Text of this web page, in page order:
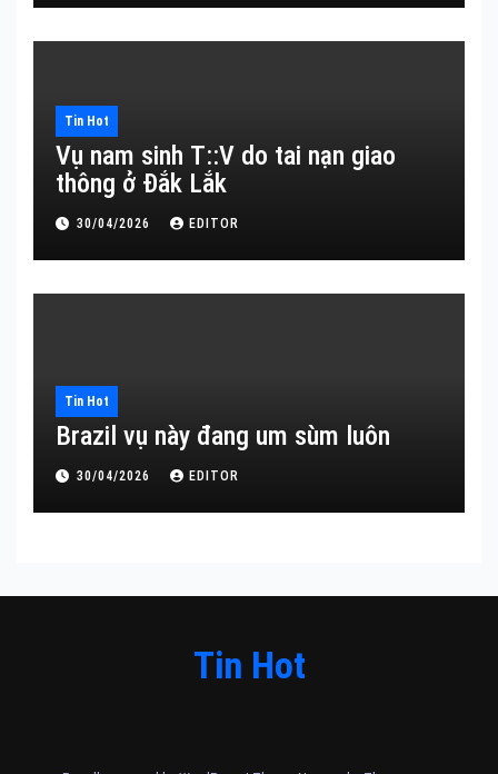
Tin Hot
Vụ nam sinh T::V do tai nạn giao
thông ở Đắk Lắk
30/04/2026 EDITOR
Tin Hot
Brazil vụ này đang um sùm luôn
30/04/2026 EDITOR
Tin Hot